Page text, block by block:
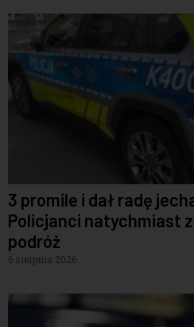
3 promile i dał radę
Policjanci natychmiast
podróż
6 sierpnia 2026